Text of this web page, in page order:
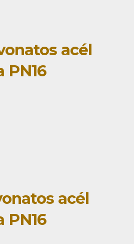
acél
PN16
acél
PN16